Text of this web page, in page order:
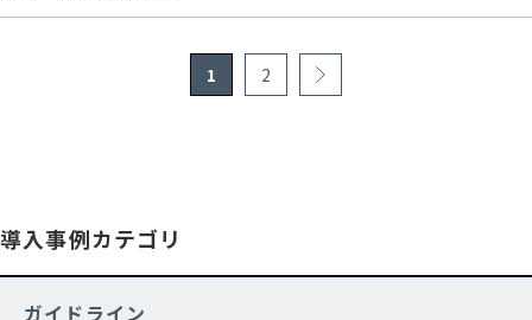
導入事例カテゴリ
ガイドライン
1 2